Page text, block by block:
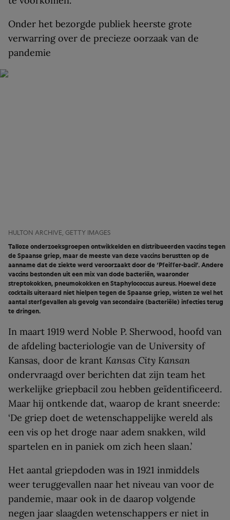
Onder het bezorgde publiek heerste grote
verwarring over de precieze oorzaak van de
pandemie
HULTON ARCHIVE, GETTY IMAGES
Talloze onderzoeksgroepen ontwikkelden en distribueerden vaccins tegen
de Spaanse griep, maar de meeste van deze vaccins berustten op de
aanname dat de ziekte werd veroorzaakt door de ‘Pfeiffer-bacil’. Andere
vaccins bestonden uit een mix van dode bacteriën, waaronder
streptokokken, pneumokokken en Staphylococcus aureus. Hoewel deze
cocktails uiteraard niet hielpen tegen de Spaanse griep, wisten ze wel het
aantal sterfgevallen als gevolg van secondaire (bacteriële) infecties terug
te dringen.
In maart 1919 werd Noble P. Sherwood, hoofd van
de afdeling bacteriologie van de University of
Kansas, door de krant Kansas City Kansan
ondervraagd over berichten dat zijn team het
werkelijke griepbacil zou hebben geïdentificeerd.
Maar hij ontkende dat, waarop de krant sneerde:
‘De griep doet de wetenschappelijke wereld als
een vis op het droge naar adem snakken, wild
spartelen en in paniek om zich heen slaan.’
Het aantal griepdoden was in 1921 inmiddels
weer teruggevallen naar het niveau van voor de
pandemie, maar ook in de daarop volgende
negen jaar slaagden wetenschappers er niet in